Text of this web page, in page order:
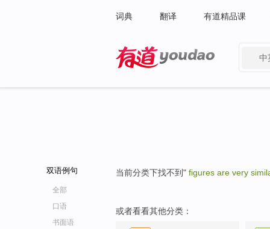
词典 翻译 有道精品课
中
双语例句
全部
口语
书面语
当前分类下找不到" figures are very
或者看看其他分类：